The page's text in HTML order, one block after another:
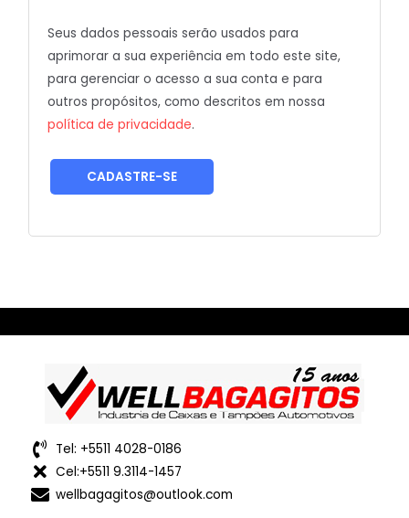
Seus dados pessoais serão usados para
aprimorar a sua experiência em todo este site,
para gerenciar o acesso a sua conta e para
outros propósitos, como descritos em nossa
política de privacidade.
CADASTRE-SE
Tel: +5511 4028-0186
Cel:+5511 9.3114-1457
wellbagagitos@outlook.com